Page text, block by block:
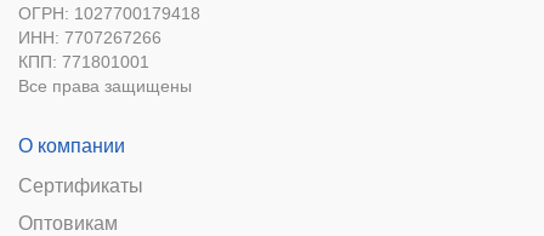
ОГРН: 1027700179418
ИНН: 7707267266
КПП: 771801001
Все права защищены
О компании
Сертификаты
Оптовикам